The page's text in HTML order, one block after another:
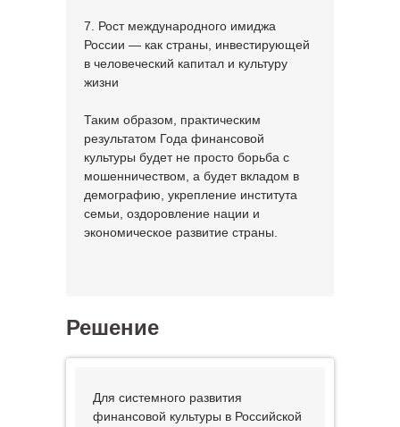
7. Рост международного имиджа
России — как страны, инвестирующей
в человеческий капитал и культуру
жизни
Таким образом, практическим
результатом Года финансовой
культуры будет не просто борьба с
мошенничеством, а будет вкладом в
демографию, укрепление института
семьи, оздоровление нации и
экономическое развитие страны.
Решение
Для системного развития
финансовой культуры в Российской